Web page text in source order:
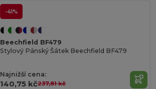
-41%
Beechfield BF479
Stylový Pánský Šátek Beechfield BF479
Najnižší cena:
140,75 kč237,81 kč